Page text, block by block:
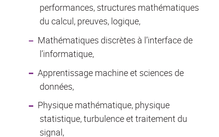
performances, structures mathématiques
du calcul, preuves, logique,
Mathématiques discrètes à l’interface de
l’informatique,
Apprentissage machine et sciences de
données,
Physique mathématique, physique
statistique, turbulence et traitement du
signal,